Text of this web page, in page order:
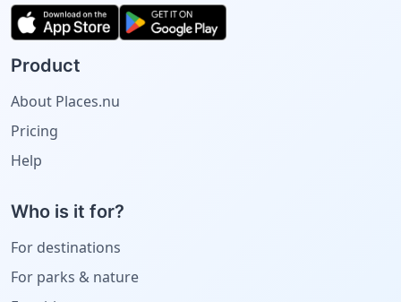
Product
About Places.nu
Pricing
Help
Who is it for?
For destinations
For parks & nature